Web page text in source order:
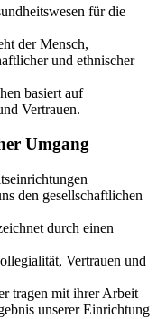
für die
der Mensch,
und ethnischer
basiert auf
Vertrauen.
Umgang
den gesellschaftlichen
durch einen
Vertrauen und
tragen mit ihrer Arbeit
unserer Einrichtung